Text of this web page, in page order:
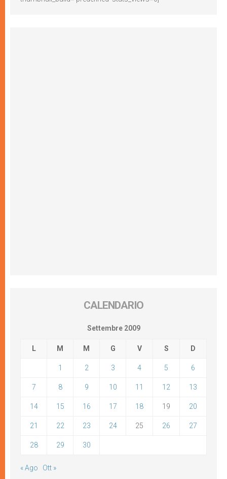
CALENDARIO
Settembre 2009
L M M G V S D
1 2 3 4 5 6
7 8 9 10 11 12 13
14 15 16 17 18 19 20
21 22 23 24 25 26 27
28 29 30
« Ago Ott »